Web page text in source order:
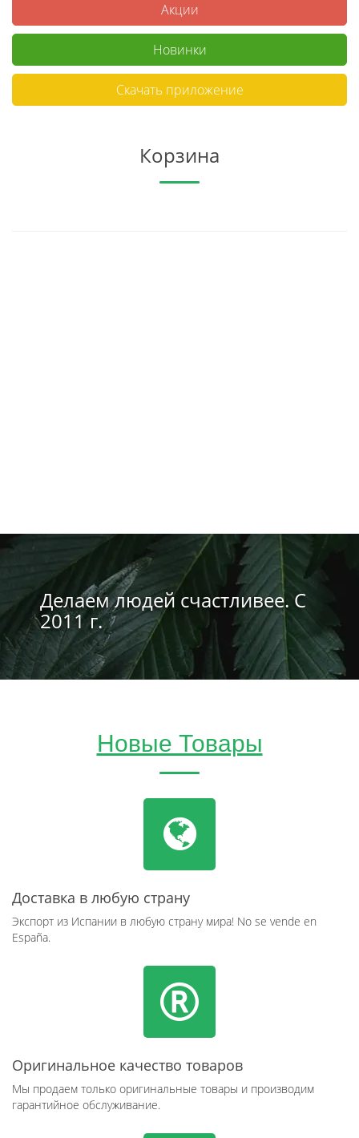
Акции
Новинки
Скачать приложение
Корзина
Делаем людей счастливее. С
2011 г.
Новые Товары
Доставка в любую страну
Экспорт из Испании в любую страну мира! No se vende en
España.
Оригинальное качество товаров
Мы продаем только оригинальные товары и производим
гарантийное обслуживание.